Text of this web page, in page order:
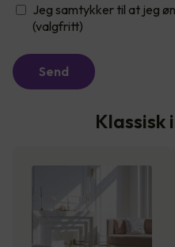
Jeg samtykker til at jeg
(valgfritt)
Send
Klassisk